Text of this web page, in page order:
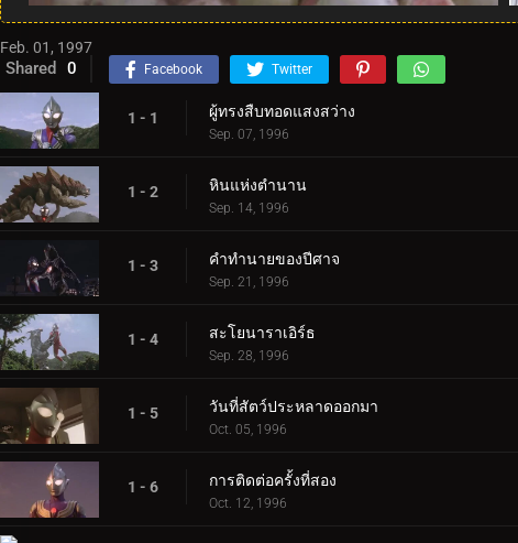
Feb. 01, 1997
Shared 0 Facebook Twitter
1 - 1 ผู้ทรงสืบทอดแสงสว่าง
Sep. 07, 1996
1 - 2 หินแห่งตำนาน
Sep. 14, 1996
1 - 3 คำทำนายของปีศาจ
Sep. 21, 1996
1 - 4 สะโยนาราเอิร์ธ
Sep. 28, 1996
1 - 5 วันที่สัตว์ประหลาดออกมา
Oct. 05, 1996
1 - 6 การติดต่อครั้งที่สอง
Oct. 12, 1996